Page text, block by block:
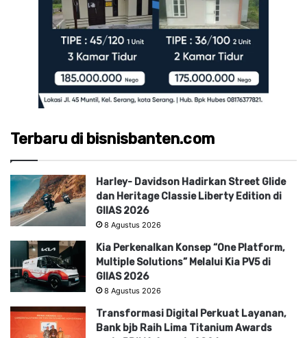
Terbaru di bisnisbanten.com
Harley- Davidson Hadirkan Street Glide
dan Heritage Classie Liberty Edition di
GIIAS 2026
8 Agustus 2026
Kia Perkenalkan Konsep “One Platform,
Multiple Solutions” Melalui Kia PV5 di
GIIAS 2026
8 Agustus 2026
Transformasi Digital Perkuat Layanan,
Bank bjb Raih Lima Titanium Awards